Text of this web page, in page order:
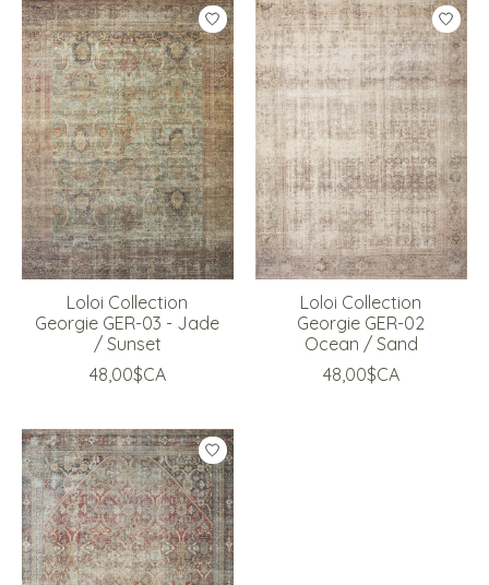
Loloi Collection
Georgie GER-03 - Jade
/ Sunset
48,00$CA
Loloi Collection
Georgie GER-02
Ocean / Sand
48,00$CA